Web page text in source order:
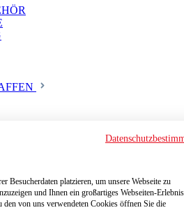
Besucherdaten platzieren, um unsere Webseite zu
und Ihnen ein großartiges Webseiten-
von uns verwendeten Cookies öffnen Sie die